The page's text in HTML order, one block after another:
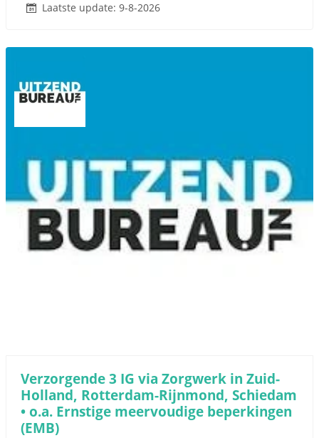
Laatste update: 9-8-2026
Verzorgende 3 IG via Zorgwerk in Zuid-
Holland, Rotterdam-Rijnmond, Schiedam
• o.a. Ernstige meervoudige beperkingen
(EMB)